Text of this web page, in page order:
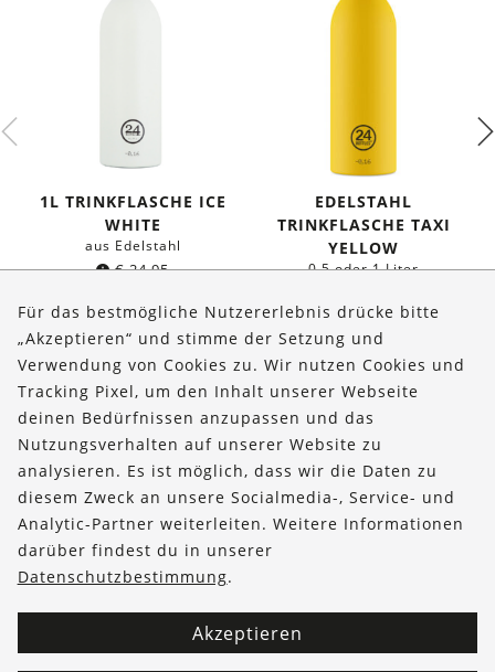
1L TRINKFLASCHE ICE
WHITE
aus Edelstahl
€24,95
EDELSTAHL
TRINKFLASCHE TAXI
YELLOW
0,5 oder 1 Liter
Über uns
Bestellungen
Kontakt & Hilfe
FOLLOW US
Für das bestmögliche Nutzererlebnis drücke bitte
„Akzeptieren“ und stimme der Setzung und
Verwendung von Cookies zu. Wir nutzen Cookies und
Tracking Pixel, um den Inhalt unserer Webseite
deinen Bedürfnissen anzupassen und das
Nutzungsverhalten auf unserer Website zu
analysieren. Es ist möglich, dass wir die Daten zu
diesem Zweck an unsere Socialmedia-, Service- und
Analytic-Partner weiterleiten. Weitere Informationen
darüber findest du in unserer
Datenschutzbestimmung.
Akzeptieren